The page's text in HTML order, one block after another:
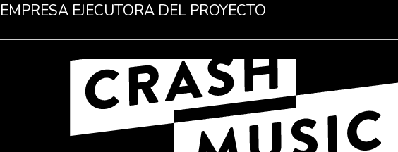
EMPRESA EJECUTORA DEL PROYECTO